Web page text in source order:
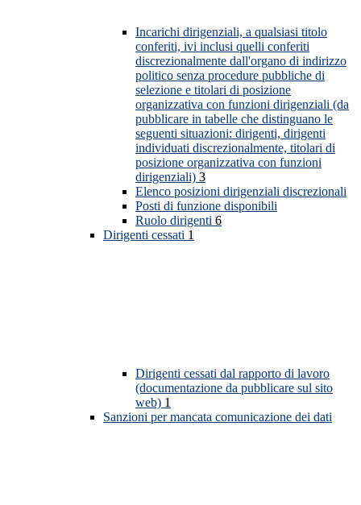
Incarichi dirigenziali, a qualsiasi titolo
conferiti, ivi inclusi quelli conferiti
discrezionalmente dall'organo di indirizzo
politico senza procedure pubbliche di
selezione e titolari di posizione
organizzativa con funzioni dirigenziali (da
pubblicare in tabelle che distinguano le
seguenti situazioni: dirigenti, dirigenti
individuati discrezionalmente, titolari di
posizione organizzativa con funzioni
dirigenziali) 3
Elenco posizioni dirigenziali discrezionali
Posti di funzione disponibili
Ruolo dirigenti 6
Dirigenti cessati 1
Dirigenti cessati dal rapporto di lavoro
(documentazione da pubblicare sul sito
web) 1
Sanzioni per mancata comunicazione dei dati